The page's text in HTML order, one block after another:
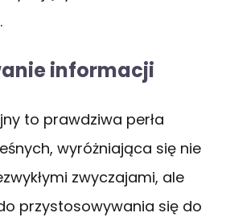
informacji
to prawdziwa perła
wyróżniająca się nie
zwyczajami, ale
przystosowywania się do